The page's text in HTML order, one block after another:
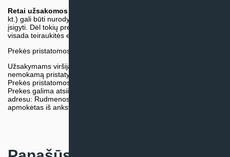
Retai užsakomos specifinės prekė
kt.) gali būti nurodytos su preliminaria kaina, be galimybės jų
įsigyti. Dėl tokių prekių įsigijimo, tikslios kainos ir tiekimo termino
visada teiraukitės el. paštu:
Prekės pristatomos naudojantis kurjerių tarnybų paslaugomis.
Užsakymams viršijantiems 300€ sumą visuomet taikome
nemokamą pristatymą.
Prekės pristatomos visoje Lietuvos teritorijoje.
Prekes galima atsiimti nemokamai patiems, mūsų sandėlio
adresu: Rudmenos g. 5, Kaunas. Užsakymas turi būti pateiktas ir
apmokėtas iš anksto.